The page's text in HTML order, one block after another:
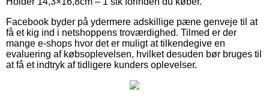
Facebook byder på ydermere adskillige pæne genveje til at
få et kig ind i netshoppens troværdighed. Tilmed er der
mange e-shops hvor det er muligt at tilkendegive en
evaluering af købsoplevelsen, hvilket desuden bør bruges til
at få et indtryk af tidligere kunders oplevelser.